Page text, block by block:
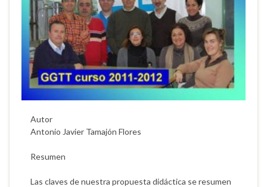
Autor
Antonio Javier Tamajón Flores
Resumen
Las claves de nuestra propuesta didáctica se resumen